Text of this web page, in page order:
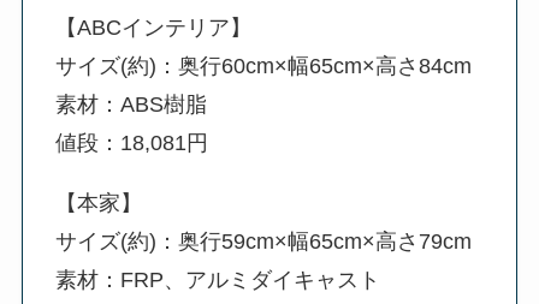
【ABCインテリア】
サイズ(約)：奥行60cm×幅65cm×高さ84cm
素材：ABS樹脂
値段：18,081円
【本家】
サイズ(約)：奥行59cm×幅65cm×高さ79cm
素材：FRP、アルミダイキャスト